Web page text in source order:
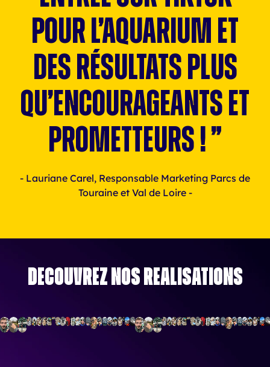
pour l’Aquarium et
des résultats plus
qu’encourageants et
prometteurs!”
- Lauriane Carel, Responsable Marketing Parcs de
Touraine et Val de Loire -
Découvrez nos réalisations